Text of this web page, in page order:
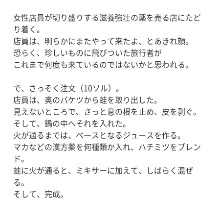
女性店員が切り盛りする滋養強壮の薬を売る店にたど
り着く。
店員は、明らかにまたやって来たよ、とあきれ顔。
恐らく、珍しいものに飛びついた旅行者が
これまで何度も来ているのではないかと思われる。
で、さっそく注文（10ソル）。
店員は、奥のバケツから蛙を取り出した。
見えないところで、さっと息の根を止め、皮を剥ぐ。
そして、鍋の中へそれを入れた。
火が通るまでは、ベースとなるジュースを作る。
マカなどの漢方薬を何種類か入れ、ハチミツをブレン
ド。
蛙に火が通ると、ミキサーに加えて、しばらく混ぜ
る。
そして、完成。